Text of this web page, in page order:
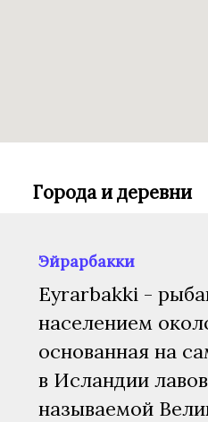
Города и деревни
Эйрарбакки
Eyrarbakki -
населением
основанная на
в Исландии
называемой